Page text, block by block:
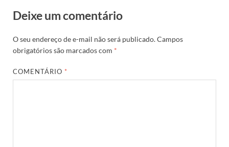
Deixe um comentário
O seu endereço de e-mail não será publicado.Campos
obrigatórios são marcados com *
COMENTÁRIO *